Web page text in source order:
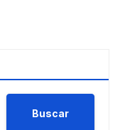
Buscar